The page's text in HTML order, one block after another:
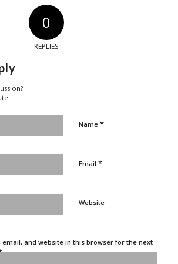
0
REPLIES
Name *
Email *
Website
email, and website in this browser for the next